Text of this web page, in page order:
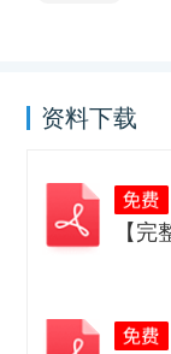
资料下载
【